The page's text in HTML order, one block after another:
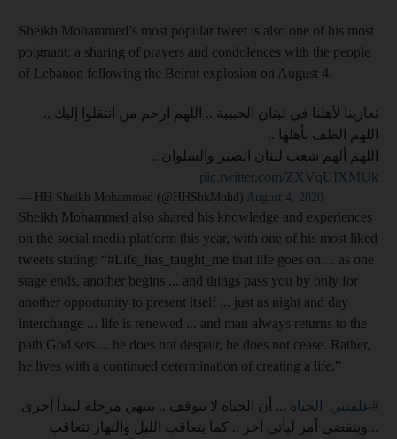
Sheikh Mohammed’s most popular tweet is also one of his most
poignant: a sharing of prayers and condolences with the people
of Lebanon following the Beirut explosion on August 4.
تعازينا لأهلنا في لبنان الحبيبة .. اللهم ارحم من انتقلوا إليك ..
اللهم الطف بأهلها ..
اللهم ألهم شعب لبنان الصبر والسلوان ..
pic.twitter.com/ZXVqUIXMUk
— HH Sheikh Mohammed (@HHShkMohd) August 4, 2020
Sheikh Mohammed also shared his knowledge and experiences
on the social media platform this year, with one of his most liked
tweets stating: “#Life_has_taught_me that life goes on ... as one
stage ends, another begins ... and things pass you by only for
another opportunity to present itself ... just as night and day
interchange ... life is renewed ... and man always returns to the
path God sets ... he does not despair, he does not cease. Rather,
he lives with a continued determination of creating a life.”
#علمتني_الحياة ... أن الحياة لا تتوقف .. تنتهي مرحلة لتبدأ أخرى
...وينقضي أمر ليأتي آخر .. كما يتعاقب الليل والنهار تتعاقب